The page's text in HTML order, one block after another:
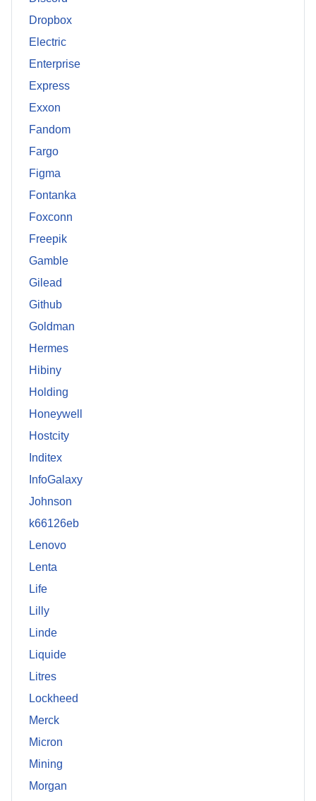
Dropbox
Electric
Enterprise
Express
Exxon
Fandom
Fargo
Figma
Fontanka
Foxconn
Freepik
Gamble
Gilead
Github
Goldman
Hermes
Hibiny
Holding
Honeywell
Hostcity
Inditex
InfoGalaxy
Johnson
k66126eb
Lenovo
Lenta
Life
Lilly
Linde
Liquide
Litres
Lockheed
Merck
Micron
Mining
Morgan